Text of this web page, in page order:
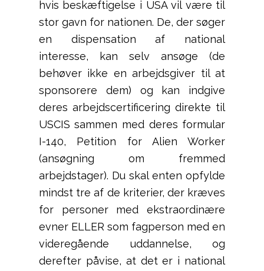
hvis beskæftigelse i USA vil være til
stor gavn for nationen. De, der søger
en dispensation af national
interesse, kan selv ansøge (de
behøver ikke en arbejdsgiver til at
sponsorere dem) og kan indgive
deres arbejdscertificering direkte til
USCIS sammen med deres formular
I-140, Petition for Alien Worker
(ansøgning om fremmed
arbejdstager). Du skal enten opfylde
mindst tre af de kriterier, der kræves
for personer med ekstraordinære
evner ELLER som fagperson med en
videregående uddannelse, og
derefter påvise, at det er i national